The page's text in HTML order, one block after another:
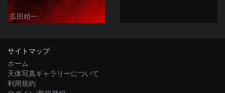
瓜田精一
サイトマップ
ホーム
天体写真ギャラリーについて
利用規約